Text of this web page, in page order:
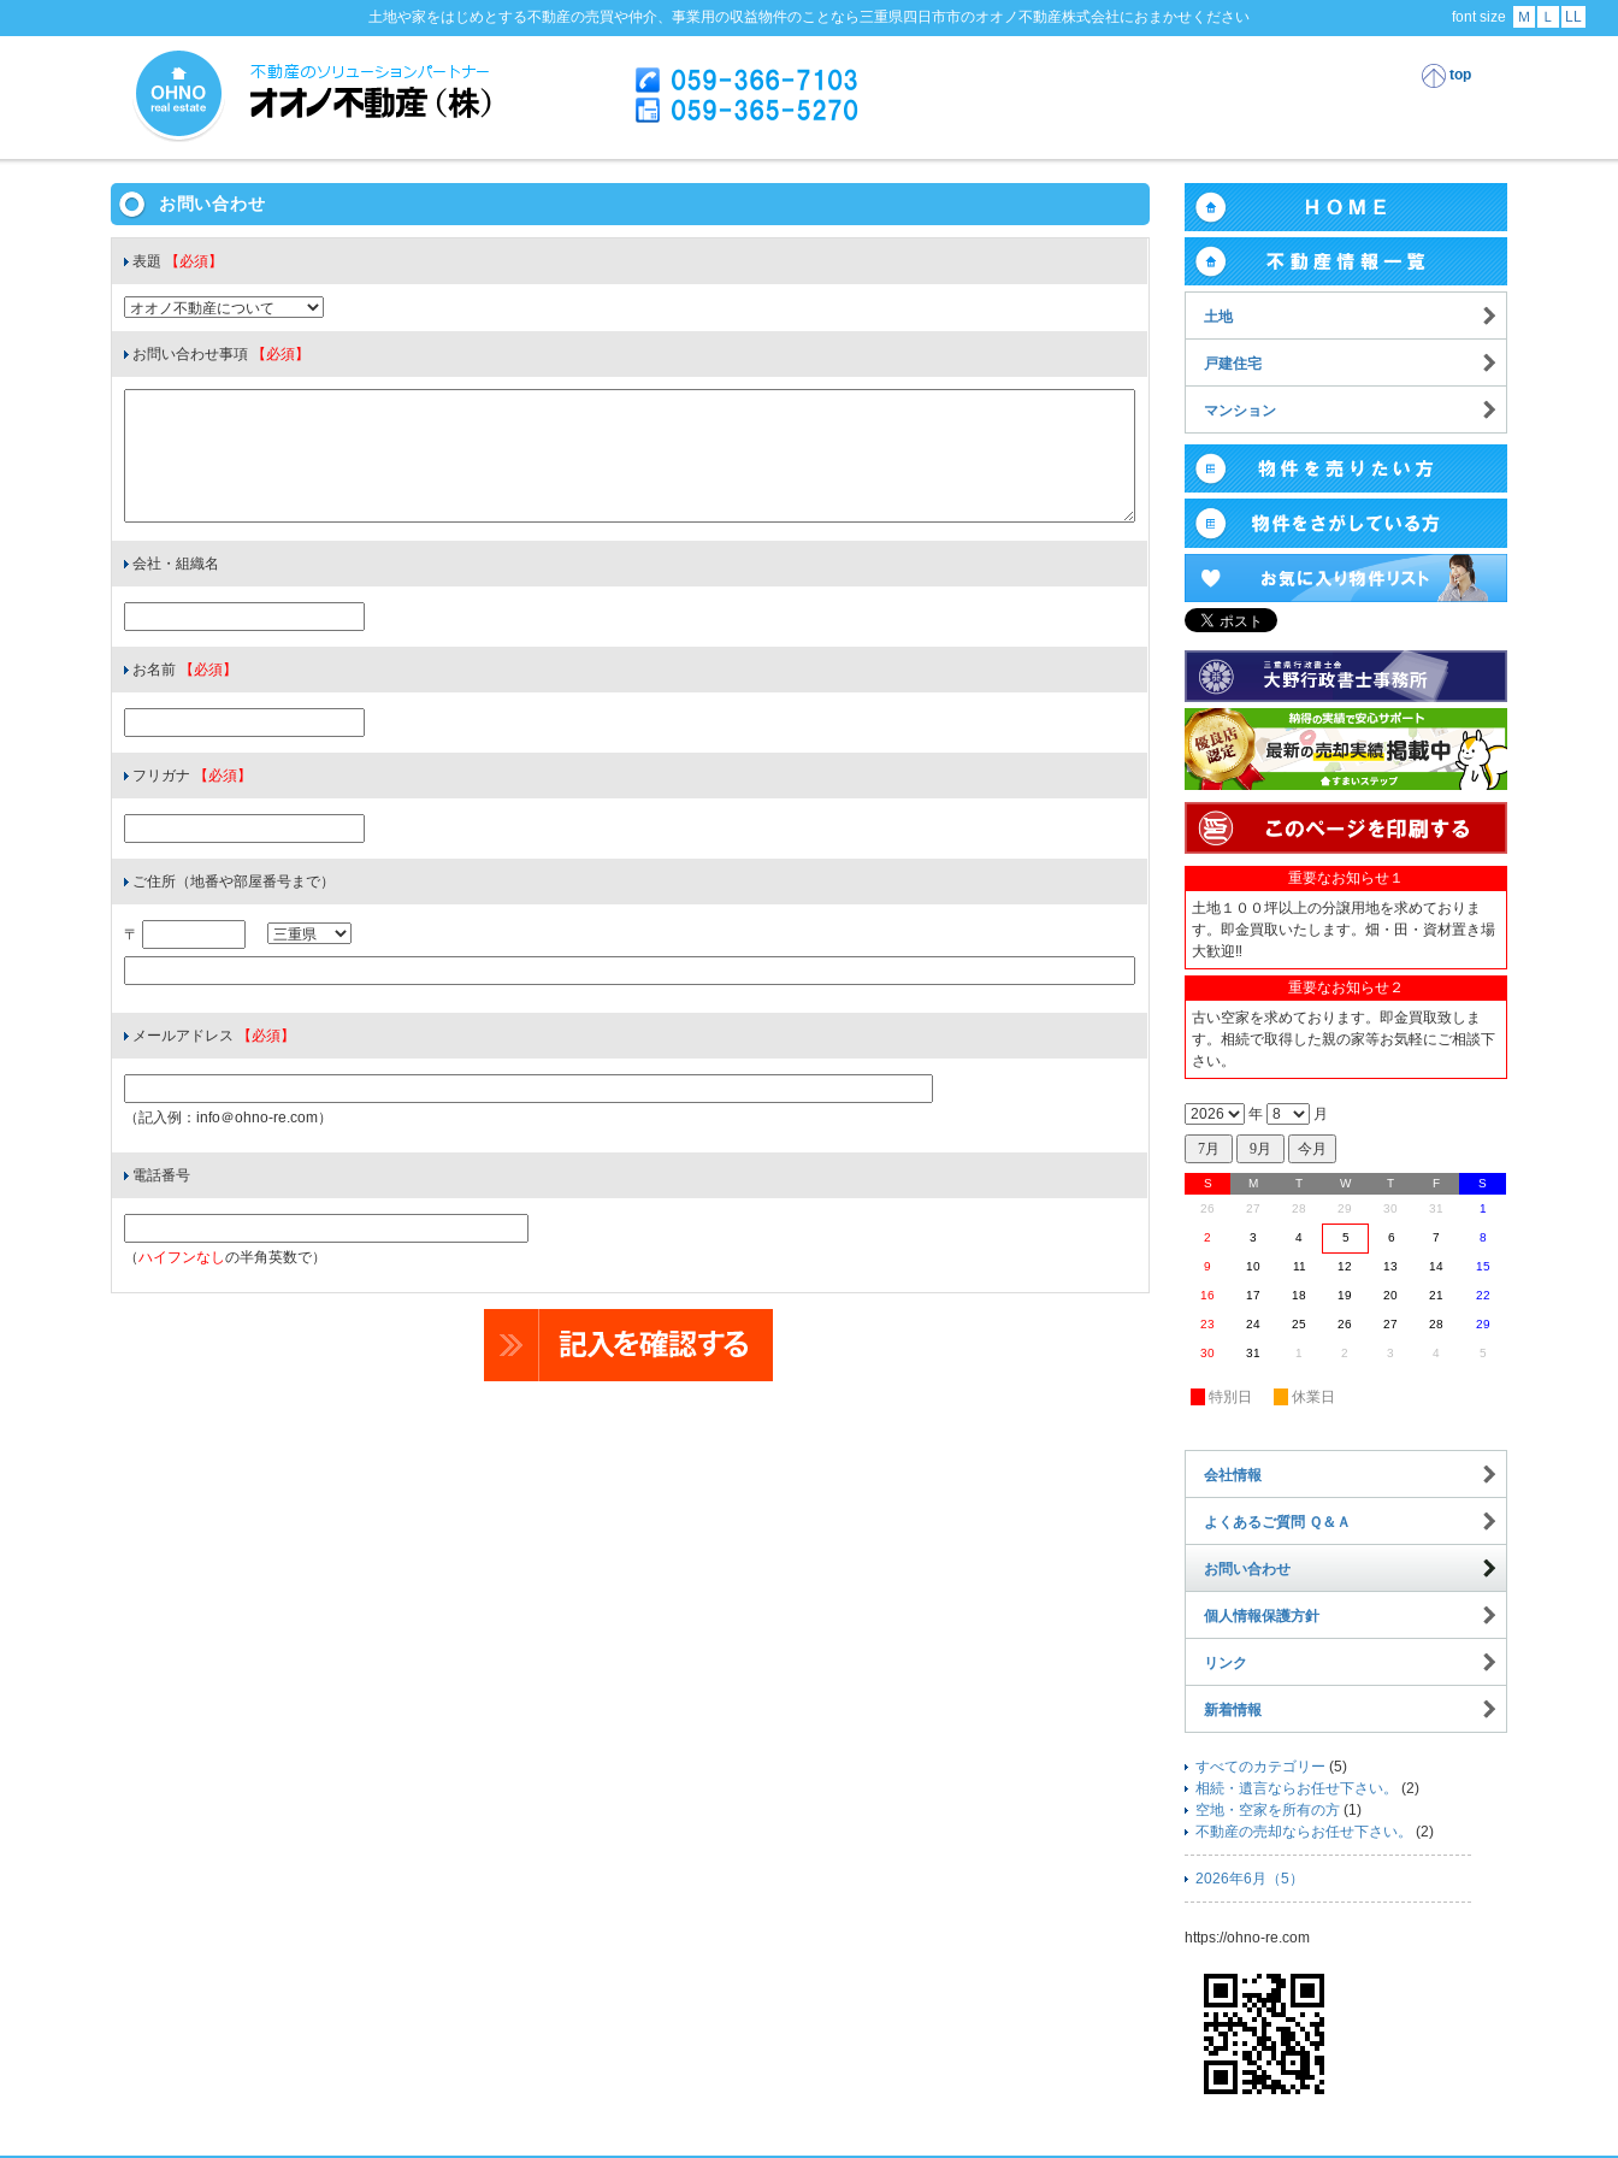
土地や家をはじめとする不動産の売買や仲介、事業用の収益物件のことなら三重県四日市市のオオノ不動産株式会社におまかせください
top
font size Ｍ Ｌ LL
お問い合わせ
表題 【必須】
お問い合わせ事項 【必須】
会社・組織名
お名前 【必須】
フリガナ 【必須】
ご住所（地番や部屋番号まで）
〒
メールアドレス 【必須】
（記入例：info＠ohno-re.com）
電話番号
（ハイフンなしの半角英数で）
土地
戸建住宅
マンション
重要なお知らせ１
土地１００坪以上の分譲用地を求めておりま
す。即金買取いたします。畑・田・資材置き場
大歓迎‼
重要なお知らせ２
古い空家を求めております。即金買取致しま
す。相続で取得した親の家等お気軽にご相談下
さい。
年 月
S M T W T F
S
26
27 28 29 30 31 1
2 3 4 5 6 7 8
9 10 11 12 13 14 15
16 17 18 19 20 21 22
23 24 25 26 27 28 29
30 31 1 2 3 4 5
特別日 休業日
会社情報
よくあるご質問 Ｑ＆Ａ
お問い合わせ
個人情報保護方針
リンク
新着情報
すべてのカテゴリー (5)
相続・遺言ならお任せ下さい。
(2)
空地・空家を所有の方 (1)
不動産の売却ならお任せ下さい。
(2)
2026年6月（5）
https://ohno-re.com